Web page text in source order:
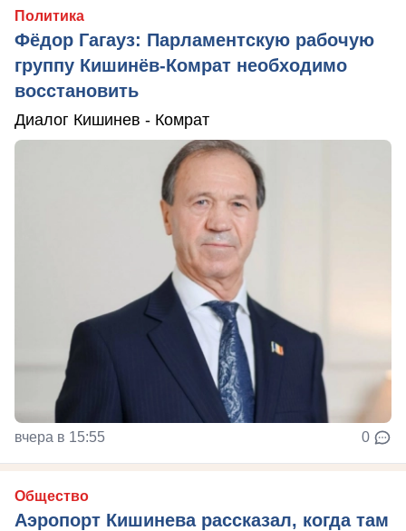
Политика
Фёдор Гагауз: Парламентскую рабочую
группу Кишинёв-Комрат необходимо
восстановить
Диалог Кишинев - Комрат
вчера в 15:55 0
Общество
Аэропорт Кишинева рассказал, когда там